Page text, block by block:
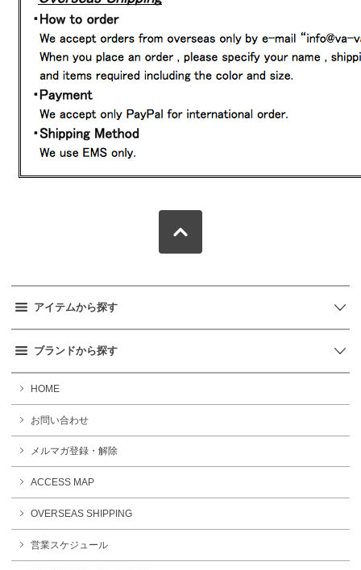
アイテムから探す
ブランドから探す
HOME
お問い合わせ
メルマガ登録・解除
ACCESS MAP
OVERSEAS SHIPPING
営業スケジュール